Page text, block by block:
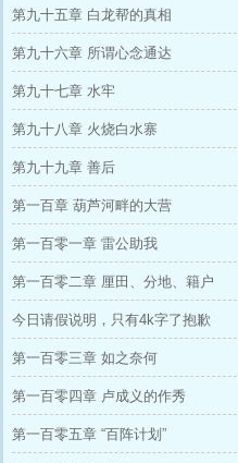
第九十五章 白龙帮的真相
第九十六章 所谓心念通达
第九十七章 水牢
第九十八章 火烧白水寨
第九十九章 善后
第一百章 葫芦河畔的大营
第一百零一章 雷公助我
第一百零二章 厘田、分地、籍户
今日请假说明，只有4k字了抱歉
第一百零三章 如之奈何
第一百零四章 卢成义的作秀
第一百零五章 “百阵计划”